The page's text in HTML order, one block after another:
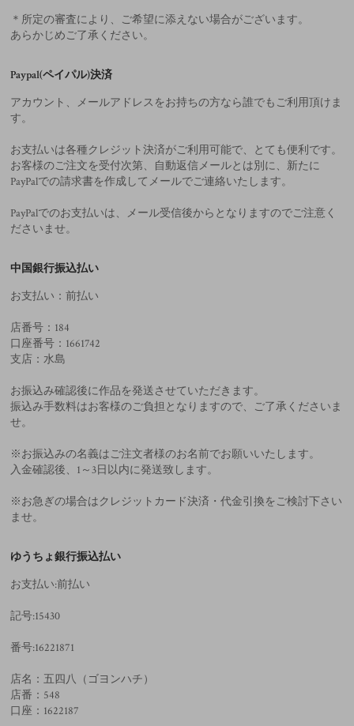
＊所定の審査により、ご希望に添えない場合がございます。
あらかじめご了承ください。
Paypal(ペイパル)決済
アカウント、メールアドレスをお持ちの方なら誰でもご利用頂けま
す。
お支払いは各種クレジット決済がご利用可能で、とても便利です。
お客様のご注文を受付次第、自動返信メールとは別に、新たに
PayPalでの請求書を作成してメールでご連絡いたします。
PayPalでのお支払いは、メール受信後からとなりますのでご注意く
ださいませ。
中国銀行振込払い
お支払い：前払い
店番号：184
口座番号：1661742
支店：水島
お振込み確認後に作品を発送させていただきます。
振込み手数料はお客様のご負担となりますので、ご了承くださいま
せ。
※お振込みの名義はご注文者様のお名前でお願いいたします。
入金確認後、1～3日以内に発送致します。
※お急ぎの場合はクレジットカード決済・代金引換をご検討下さい
ませ。
ゆうちょ銀行振込払い
お支払い:前払い
記号:15430
番号:16221871
店名：五四八（ゴヨンハチ）
店番：548
口座：1622187